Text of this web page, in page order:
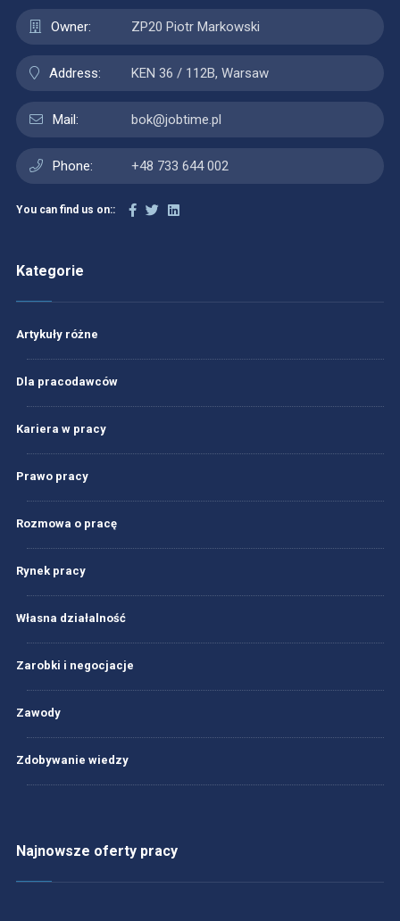
Owner: ZP20 Piotr Markowski
Address: KEN 36 / 112B, Warsaw
Mail: bok@jobtime.pl
Phone: +48 733 644 002
You can find us on::
Kategorie
Artykuły różne
Dla pracodawców
Kariera w pracy
Prawo pracy
Rozmowa o pracę
Rynek pracy
Własna działalność
Zarobki i negocjacje
Zawody
Zdobywanie wiedzy
Najnowsze oferty pracy